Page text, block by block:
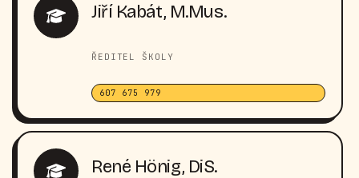
Jiří Kabát, M.Mus.
ŘEDITEL ŠKOLY
607 675 979
René Hönig, DiS.